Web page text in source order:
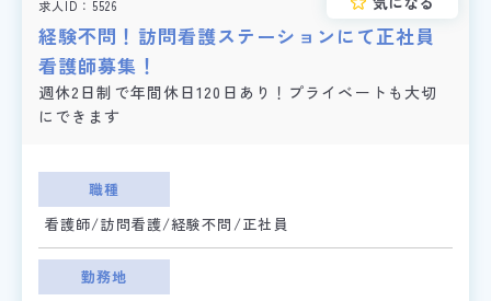
求人ID 5526
経験不問！訪問看護ステーションにて正社員
看護師募集！
週休2日制で年間休日120日あり！プライベートも大切
にできます
職種
看護師/訪問看護/経験不問/正社員
勤務地